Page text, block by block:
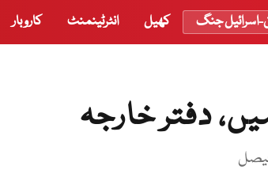
اسرائیل جنگ کھیل انٹرٹینمنٹ کاروبار
دفتر خارجہ